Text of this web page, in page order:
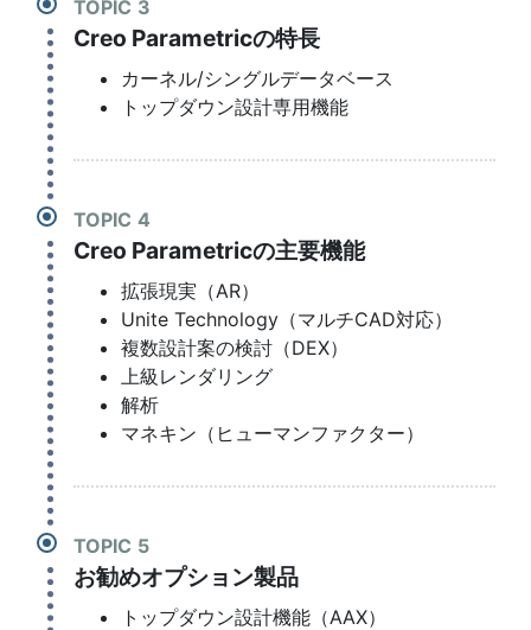
TOPIC
Creo Parametricの特長
カーネル/シングルデータベース
トップダウン設計専用機能
TOPIC
Creo Parametricの主要機能
拡張現実（AR）
Unite Technology（マルチCAD対応）
複数設計案の検討（DEX）
上級レンダリング
解析
マネキン（ヒューマンファクター）
TOPIC
お勧めオプション製品
トップダウン設計機能（AAX）